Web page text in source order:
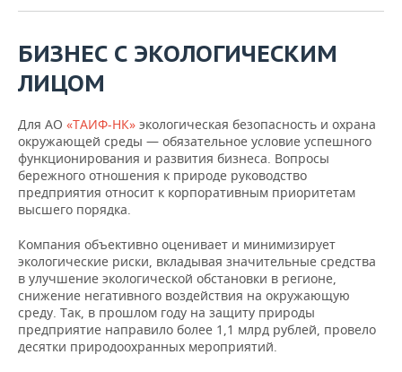
БИЗНЕС С ЭКОЛОГИЧЕСКИМ
ЛИЦОМ
Для АО «ТАИФ-НК» экологическая безопасность и охрана
окружающей среды — обязательное условие успешного
функционирования и развития бизнеса. Вопросы
бережного отношения к природе руководство
предприятия относит к корпоративным приоритетам
высшего порядка.
Компания объективно оценивает и минимизирует
экологические риски, вкладывая значительные средства
в улучшение экологической обстановки в регионе,
снижение негативного воздействия на окружающую
среду. Так, в прошлом году на защиту природы
предприятие направило более 1,1 млрд рублей, провело
десятки природоохранных мероприятий.